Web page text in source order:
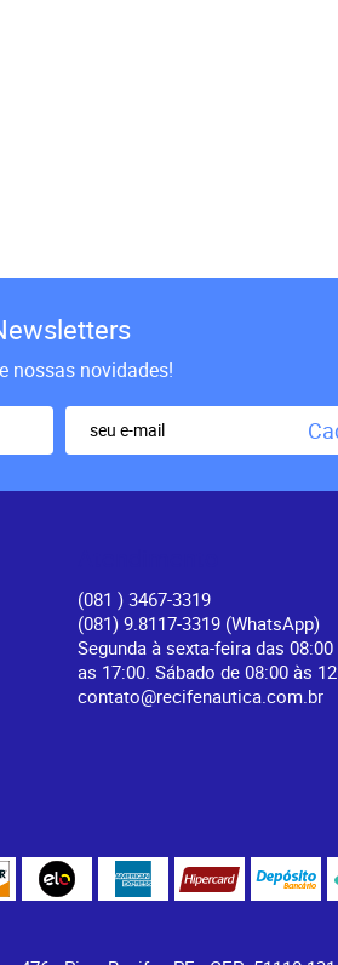
nossas novidades!
(081 ) 3467-3319
(081) 9.8117-3319 (WhatsApp)
Segunda à sexta-feira das
as 17:00. Sábado de 08:00 às
contato@recifenautica.com.br